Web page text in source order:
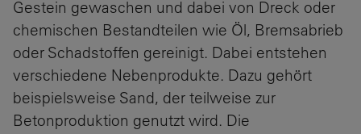
Gestein gewaschen und dabei von Dreck oder
chemischen Bestandteilen wie Öl, Bremsabrieb
oder Schadstoffen gereinigt. Dabei entstehen
verschiedene Nebenprodukte. Dazu gehört
beispielsweise Sand, der teilweise zur
Betonproduktion genutzt wird. Die